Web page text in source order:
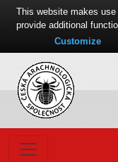
This website makes
provide additional
Customize